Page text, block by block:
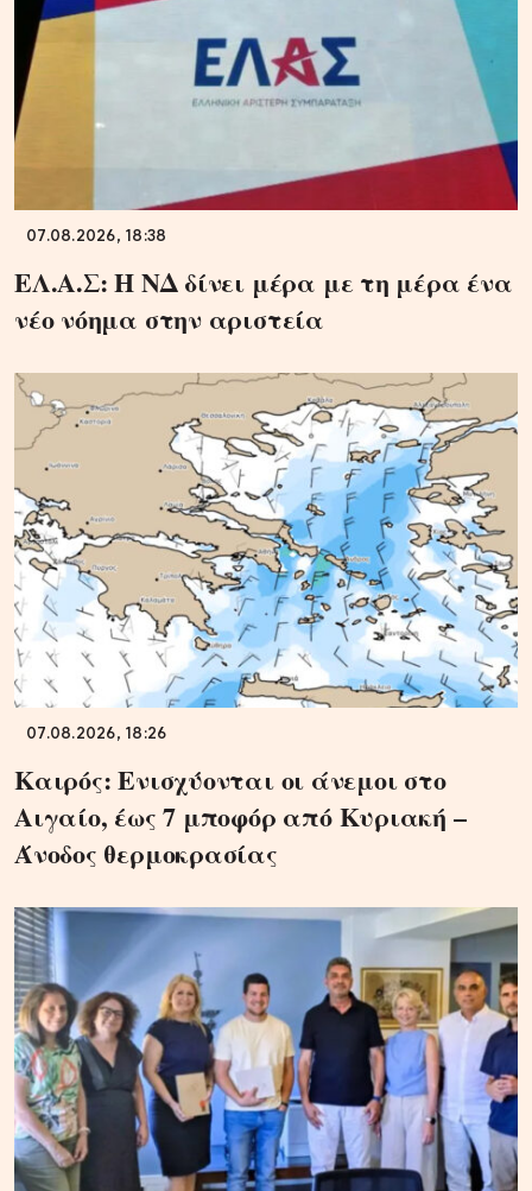
07.08.2026, 18:38
ΕΛ.Α.Σ: Η ΝΔ δίνει μέρα με τη μέρα ένα
νέο νόημα στην αριστεία
07.08.2026, 18:26
Καιρός: Ενισχύονται οι άνεμοι στο
Αιγαίο, έως 7 μποφόρ από Κυριακή –
Άνοδος θερμοκρασίας